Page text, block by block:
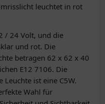
leuchtet in rot
/ 24 Volt, und die
und rot. Die
betragen 62 x 62 x 40
E12 7106. Die
Leuchte ist eine C5W.
Wahl für